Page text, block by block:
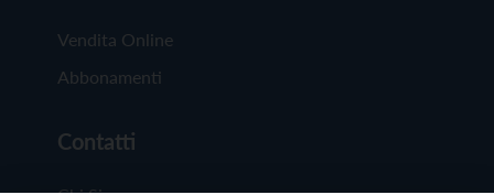
Vendita Online
Abbonamenti
Contatti